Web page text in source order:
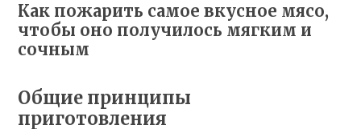
Как пожарить самое вкусное мясо,
чтобы оно получилось мягким и
сочным
Общие принципы
приготовления